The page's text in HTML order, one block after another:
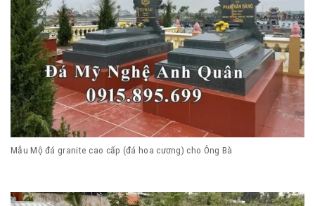
Mẫu Mộ đá granite cao cấp (đá hoa cương) cho Ông Bà